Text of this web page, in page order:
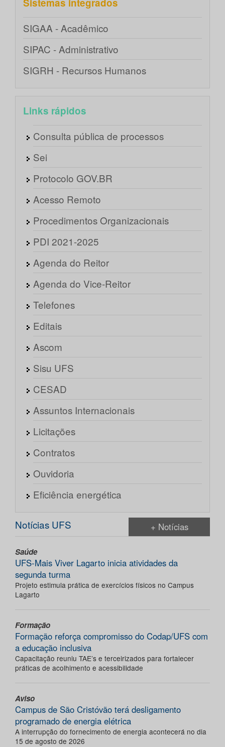
Sistemas integrados
SIGAA - Acadêmico
SIPAC - Administrativo
SIGRH - Recursos Humanos
Links rápidos
Consulta pública de processos
Sei
Protocolo GOV.BR
Acesso Remoto
Procedimentos Organizacionais
PDI 2021-2025
Agenda do Reitor
Agenda do Vice-Reitor
Telefones
Editais
Ascom
Sisu UFS
CESAD
Assuntos Internacionais
Licitações
Contratos
Ouvidoria
Eficiência energética
Notícias UFS + Notícias
Saúde
UFS-Mais Viver Lagarto inicia atividades da
segunda turma
Projeto estimula prática de exercícios físicos no Campus
Lagarto
Formação
Formação reforça compromisso do Codap/UFS com
a educação inclusiva
Capacitação reuniu TAE’s e terceirizados para fortalecer
práticas de acolhimento e acessibilidade
Aviso
Campus de São Cristóvão terá desligamento
programado de energia elétrica
A interrupção do fornecimento de energia acontecerá no dia
15 de agosto de 2026